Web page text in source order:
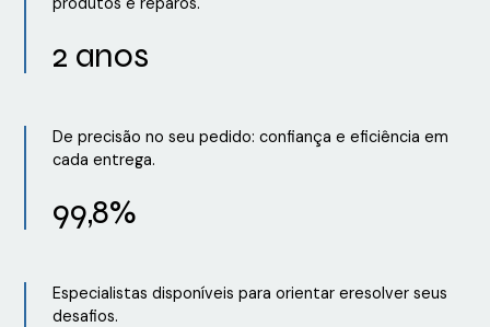
2 anos
De precisão no seu pedido: confiança e eficiência em
cada entrega.
99,8%
Especialistas disponíveis para orientar eresolver seus
desafios.